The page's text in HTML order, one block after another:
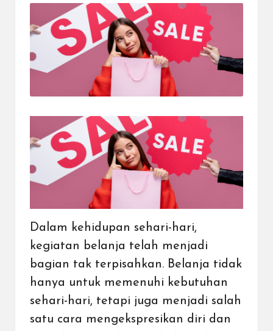
dapat
berbagai
pembayaran
dana
dengan
cepat,
lebihDalam kehidupan sehari-hari,
kegiatan belanja telah menjadi
bagian tak terpisahkan. Belanja tidak
hanya untuk memenuhi kebutuhan
sehari-hari, tetapi juga menjadi salah
satu cara mengekspresikan diri dan